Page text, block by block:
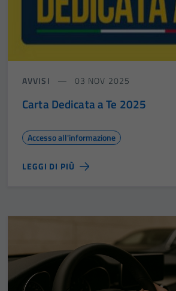
AVVISI 03 NOV 2025
Carta Dedicata a Te 2025
Accesso all'informazione
LEGGI DI PIÙ